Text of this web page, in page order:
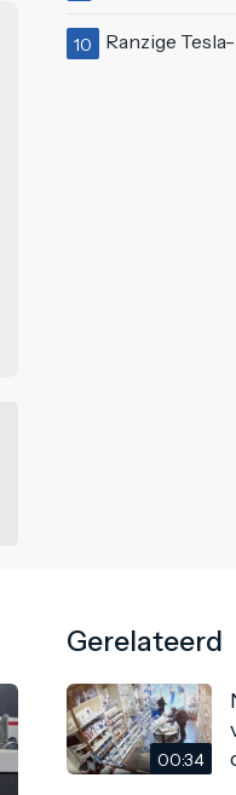
10 Ranzige Tesla-hater
Gerelateerd
00:34